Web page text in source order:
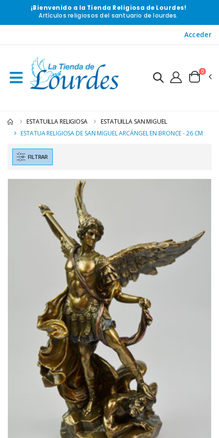
¡Bienvenido a la Tienda Religiosa de Lourdes!
Artículos religiosos del santuario de lourdes.
Acceder
0
ESTATUILLA RELIGIOSA
ESTATUILLA SAN MIGUEL
ESTATUA RELIGIOSA DE SAN MIGUEL ARCÁNGEL EN BRONCE - 26 CM
FILTRAR